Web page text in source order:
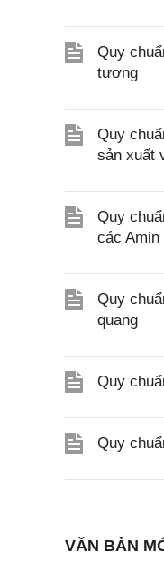
Quy
tương
Quy
sản xuất
Quy
các Amin
Quy
quang
Quy
Quy
VĂN BẢN